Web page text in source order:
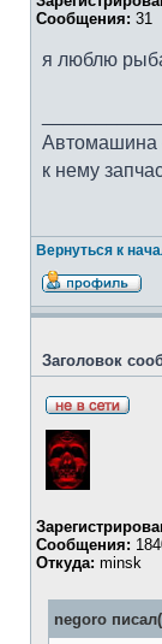
Сообщения: 31
я люблю
Автомашина
к нему
Вернуться к
Заголовок
Сообщения:
Откуда: minsk
negoro